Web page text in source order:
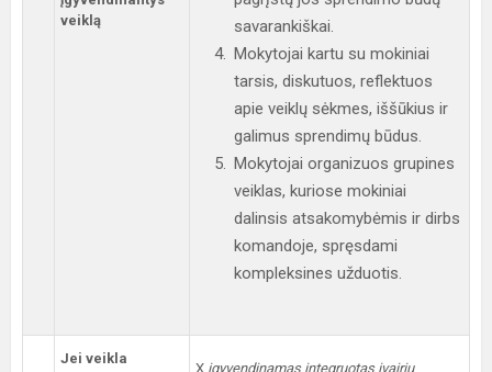
veiklą
savarankiškai.
Mokytojai kartu su mokiniai
tarsis, diskutuos, reflektuos
apie veiklų sėkmes, iššūkius ir
galimus sprendimų būdus.
Mokytojai organizuos grupines
veiklas, kuriose mokiniai
dalinsis atsakomybėmis ir dirbs
komandoje, spręsdami
kompleksines užduotis.
Jei veikla
X įgyvendinamas integruotas įvairių